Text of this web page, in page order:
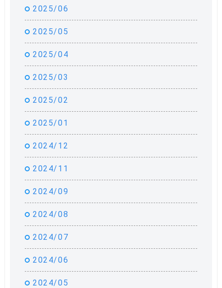
2025/06
2025/05
2025/04
2025/03
2025/02
2025/01
2024/12
2024/11
2024/09
2024/08
2024/07
2024/06
2024/05